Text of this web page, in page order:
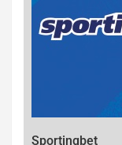
Sportingbet